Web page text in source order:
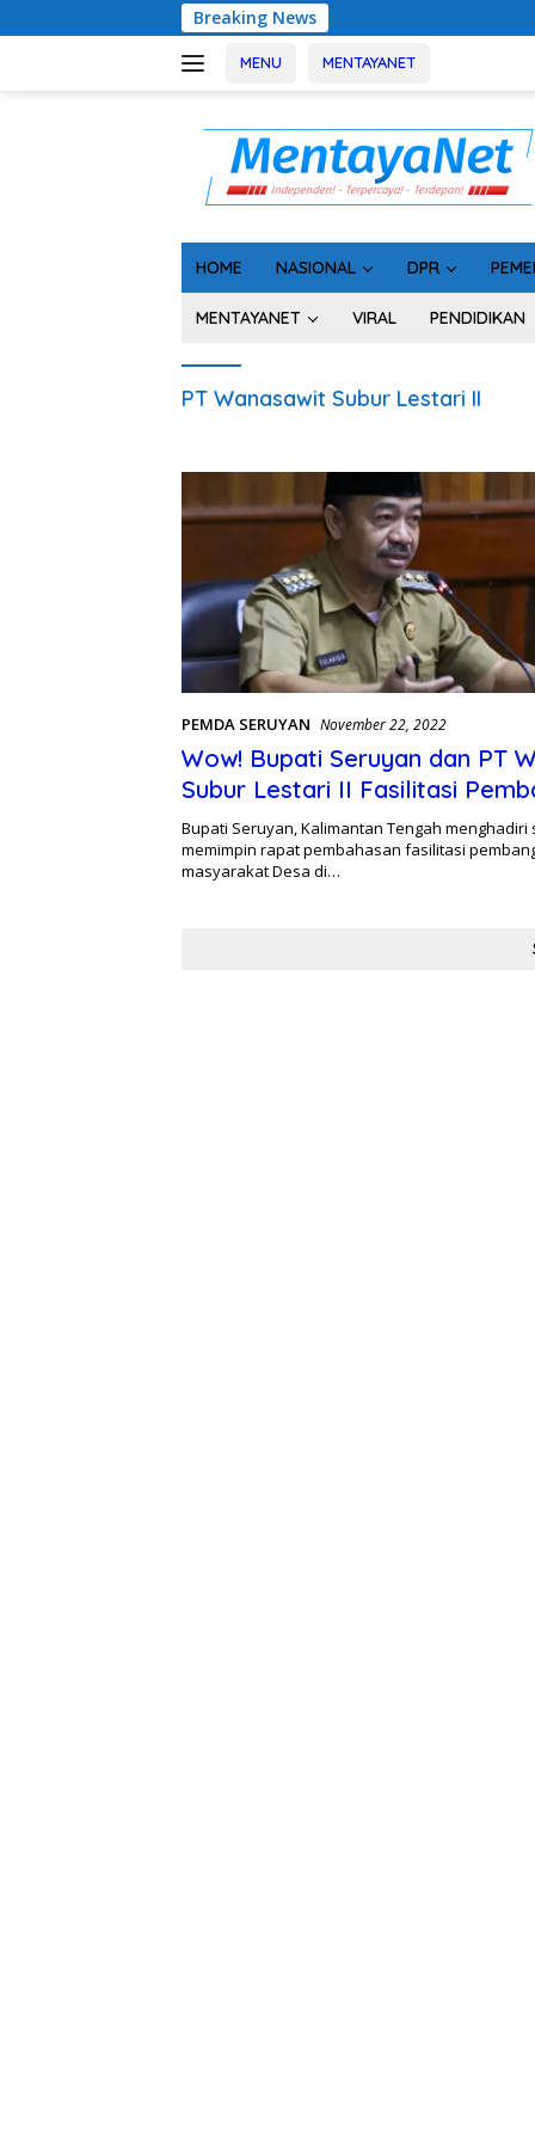
ke
Breaking News
MENU MENTAYANET
HOME NASIONAL DPR
MENTAYANET VIRAL PENDIDIKAN
PT Wanasawit Subur Lestari II
PEMDA SERUYAN November 22, 2022
Wow! Bupati Seruyan dan PT
Subur Lestari II Fasilitasi
Kebun Warga Desa Hanau
Bupati Seruyan, Kalimantan Tengah menghadiri
memimpin rapat pembahasan fasilitasi
masyarakat Desa di…